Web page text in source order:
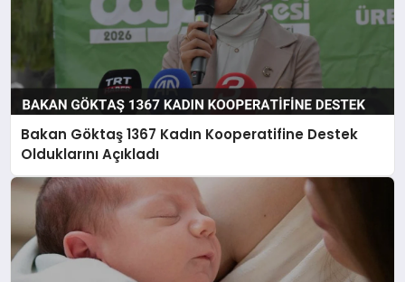
Bakan Göktaş 1367 Kadın Kooperatifine Destek
Olduklarını Açıkladı